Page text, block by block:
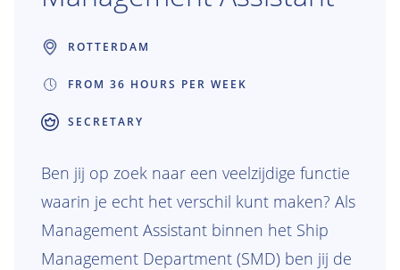
ROTTERDAM
FROM 36 HOURS PER WEEK
SECRETARY
Ben jij op zoek naar een veelzijdige functie
waarin je echt het verschil kunt maken? Als
Management Assistant binnen het Ship
Management Department (SMD) ben jij de